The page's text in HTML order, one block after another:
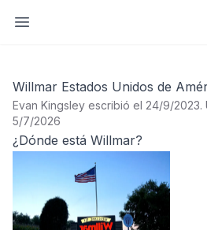
Abrir barra lateral
Willmar Estados Unidos de
Evan Kingsley escribió el 24/9/2023.
5/7/2026
¿Dónde está Willmar?